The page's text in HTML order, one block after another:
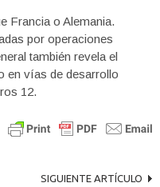
Francia o Alemania.
por operaciones
también revela el
en vías de desarrollo
12.
SIGUIENTE ARTÍCULO